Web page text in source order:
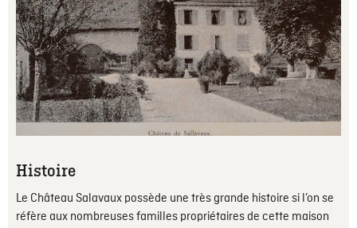
Histoire
Le Château Salavaux possède une très grande histoire si l’on se
réfère aux nombreuses familles propriétaires de cette maison